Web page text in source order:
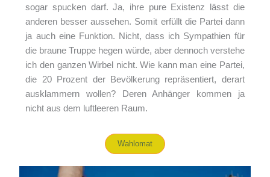
sogar spucken darf. Ja, ihre pure Existenz lässt die
anderen besser aussehen. Somit erfüllt die Partei dann
ja auch eine Funktion. Nicht, dass ich Sympathien für
die braune Truppe hegen würde, aber dennoch verstehe
ich den ganzen Wirbel nicht. Wie kann man eine Partei,
die 20 Prozent der Bevölkerung repräsentiert, derart
ausklammern wollen? Deren Anhänger kommen ja
nicht aus dem luftleeren Raum.
Wahlomat